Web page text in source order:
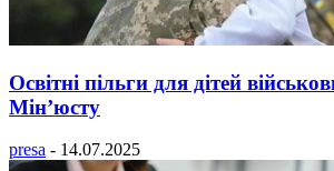
Освітні пільги для дітей
Мін’юсту
presa - 14.07.2025